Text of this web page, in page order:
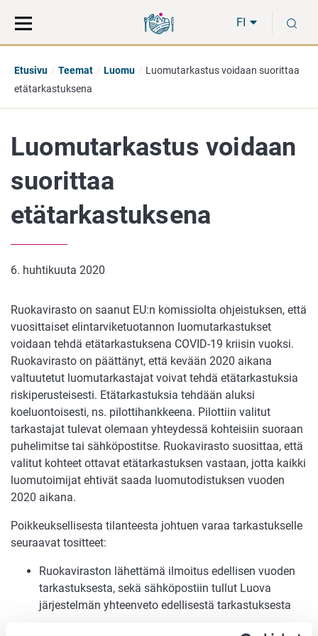
suoraan
sisältöön
koko
sivuston
FI
Etusivu Teemat Luomu
Luomutarkastus voidaan suorittaa
etätarkastuksena
Luomutarkastus voidaan
suorittaa
etätarkastuksena
6. huhtikuuta 2020
Ruokavirasto on saanut EU:n komissiolta ohjeistuksen, että
vuosittaiset elintarviketuotannon luomutarkastukset
voidaan tehdä etätarkastuksena COVID-19 kriisin vuoksi.
Ruokavirasto on päättänyt, että kevään 2020 aikana
valtuutetut luomutarkastajat voivat tehdä etätarkastuksia
riskiperusteisesti. Etätarkastuksia tehdään aluksi
koeluontoisesti, ns. pilottihankkeena. Pilottiin valitut
tarkastajat tulevat olemaan yhteydessä kohteisiin suoraan
puhelimitse tai sähköpostitse. Ruokavirasto suosittaa, että
valitut kohteet ottavat etätarkastuksen vastaan, jotta kaikki
luomutoimijat ehtivät saada luomutodistuksen vuoden
2020 aikana.
Poikkeuksellisesta tilanteesta johtuen varaa tarkastukselle
seuraavat tositteet:
Ruokaviraston lähettämä ilmoitus edellisen vuoden
tarkastuksesta, sekä sähköpostiin tullut Luova
järjestelmän yhteenveto edellisestä tarkastuksesta